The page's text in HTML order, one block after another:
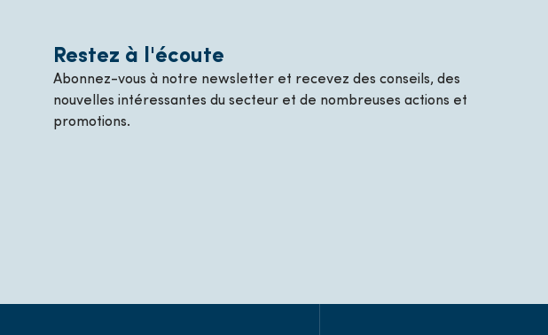
Restez à l'écoute
Abonnez-vous à notre newsletter et recevez des conseils, des
nouvelles intéressantes du secteur et de nombreuses actions et
promotions.